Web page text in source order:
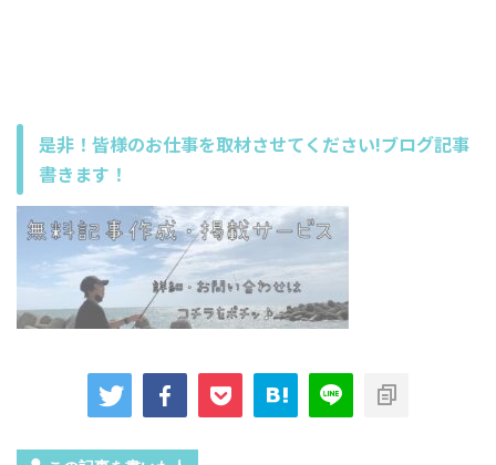
是非！皆様のお仕事を取材させてください!ブログ記事
書きます！